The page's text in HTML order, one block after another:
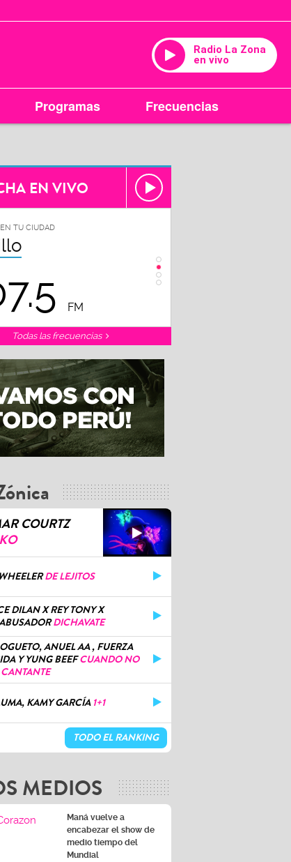
Radio La Zona
en vivo
Programas Frecuencias
EN VIVO
TU CIUDAD
FM 102.3
Todas las frecuencias
COURTZ
DE LEJITOS
DILAN X REY TONY X
DICHAVATE
ANUEL AA , FUERZA
Y YUNG BEEFCUANDO NO
KAMY GARCÍA 1+1
TODO EL RANKING
MEDIOS
Maná vuelve a
encabezar el show de
medio tiempo del
Mundial